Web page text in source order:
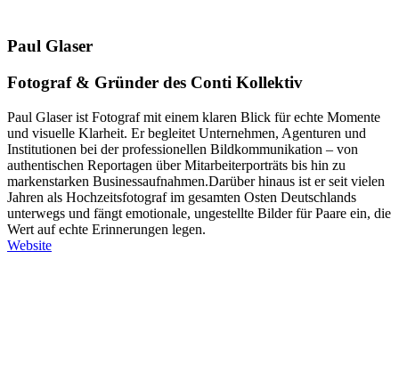
Paul Glaser
Fotograf & Gründer des Conti Kollektiv
Paul Glaser ist Fotograf mit einem klaren Blick für echte Momente
und visuelle Klarheit. Er begleitet Unternehmen, Agenturen und
Institutionen bei der professionellen Bildkommunikation – von
authentischen Reportagen über Mitarbeiterporträts bis hin zu
markenstarken Businessaufnahmen.Darüber hinaus ist er seit vielen
Jahren als Hochzeitsfotograf im gesamten Osten Deutschlands
unterwegs und fängt emotionale, ungestellte Bilder für Paare ein, die
Wert auf echte Erinnerungen legen.
Website